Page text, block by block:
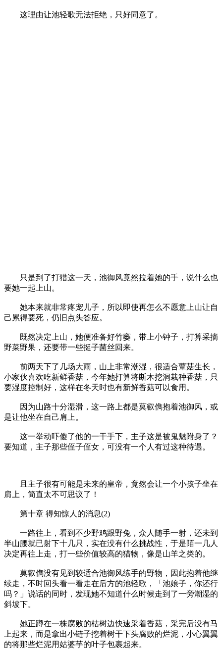
这理由让池轻歌无法拒绝，只好同意了。
只是到了打猎这一天，池御风竟然拉着她的手，说什么也
要她一起上山。
她本来就非常疼宠儿子，所以即使再怎么不愿意上山让自
己累得要死，仍旧点头答应。
既然决定上山，她便准备好竹窭，带上小钟子，打算采摘
野菜野果，还要带一些挺子菌丝回来。
前两天下了几场大雨，山上非常潮湿，很适合蕈菇生长，
小家伙喜欢吃新鲜香菇，今年她打算将断木挖洞栽种香菇，只
要湿度控制好，这样在冬天时也有新鲜香菇可以食用。
因为山路十分湿滑，这一路上都是莫叡儁抱着池御风，或
是让他坐在自己肩上。
这一举动吓傻了他的一干手下，主子这是被鬼魅附身了？
要知道，主子那些侄子侄女，可没有一个人有过这种待遇。
且主子很有可能是未来的皇帝，竟然会让一个小孩子坐在
肩上，简直太不可思议了！
第十章 得知惊人的消息(2)
一路往上，看到不少野鸡跟野兔，众人随手一射，还未到
半山腰就已射下十几只，实在没有什么挑战性，于是陌一几人
决定再往上走，打一些价值较高的猎物，像是山羊之类的。
莫叡儁没有见到较适合池御风练手的野物，因此抱着他继
续走，不时回头看一看走在后方的池轻歌，「池娘子，你还行
吗？」说话的同时，发现她不知道什么时候走到了一旁潮湿的
斜坡下。
她正蹲在一株腐败的枯树边快速采着香菇，采完后没有马
上起来，而是拿出小链子挖着树干下头腐败的烂泥，小心翼翼
的将那些烂泥用姑婆芋的叶子包裹起来。